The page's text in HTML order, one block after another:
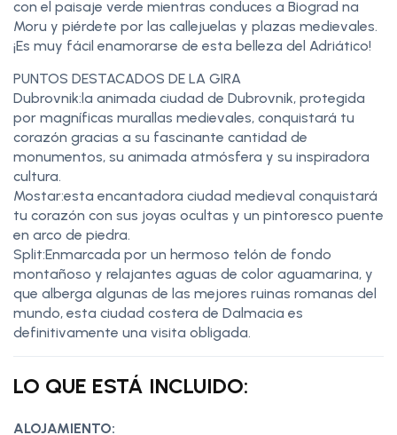
con el paisaje verde mientras conduces a Biograd na
Moru y piérdete por las callejuelas y plazas medievales.
¡Es muy fácil enamorarse de esta belleza del Adriático!
PUNTOS DESTACADOS DE LA GIRA
Dubrovnik:la animada ciudad de Dubrovnik, protegida
por magníficas murallas medievales, conquistará tu
corazón gracias a su fascinante cantidad de
monumentos, su animada atmósfera y su inspiradora
cultura.
Mostar:esta encantadora ciudad medieval conquistará
tu corazón con sus joyas ocultas y un pintoresco puente
en arco de piedra.
Split:Enmarcada por un hermoso telón de fondo
montañoso y relajantes aguas de color aguamarina, y
que alberga algunas de las mejores ruinas romanas del
mundo, esta ciudad costera de Dalmacia es
definitivamente una visita obligada.
LO QUE ESTÁ INCLUIDO:
ALOJAMIENTO: